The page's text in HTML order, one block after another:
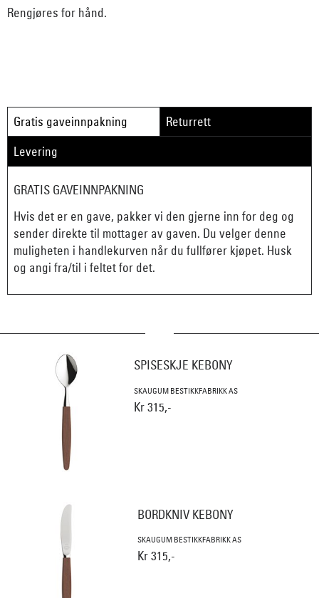
Rengjøres for hånd.
Gratis gaveinnpakning
Returrett
Levering
GRATIS GAVEINNPAKNING
Hvis det er en gave, pakker vi den gjerne inn for deg og
sender direkte til mottager av gaven. Du velger denne
muligheten i handlekurven når du fullfører kjøpet. Husk
og angi fra/til i feltet for det.
SPISESKJE KEBONY
SKAUGUM BESTIKKFABRIKK AS
Kr 315,-
BORDKNIV KEBONY
SKAUGUM BESTIKKFABRIKK AS
Kr 315,-